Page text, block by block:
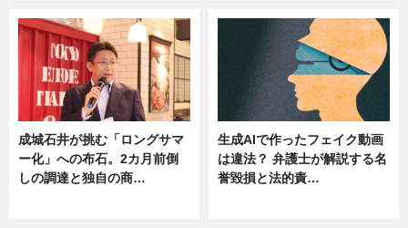
成城石井が挑む「ロングサマ
ー化」への布石。2カ月前倒
しの調達と独自の商…
生成AIで作ったフェイク動画
は違法？ 弁護士が解説する名
誉毀損と法的責…